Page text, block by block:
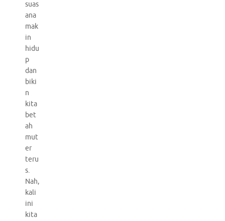
suas
ana
mak
in
hidu
p
dan
biki
n
kita
bet
ah
mut
er
teru
s.
Nah,
kali
ini
kita